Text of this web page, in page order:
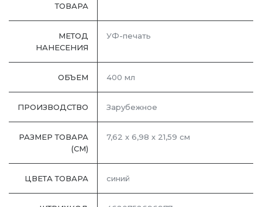
ТОВАРА
МЕТОД
НАНЕСЕНИЯ
УФ-печать
ОБЪЕМ 400 мл
ПРОИЗВОДСТВО Зарубежное
РАЗМЕР ТОВАРА
(СМ)
7,62 х 6,98 х 21,59 см
ЦВЕТА ТОВАРА синий